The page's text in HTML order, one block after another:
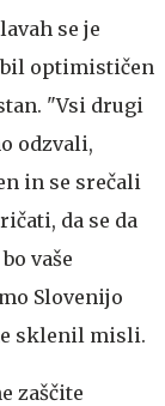
se je
optimističen
"Vsi drugi
odzvali,
in se srečali
da se da
vaše
Slovenijo
sklenil misli.
zaščite